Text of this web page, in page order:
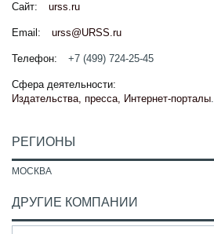
Сайт: urss.ru
Email: urss@URSS.ru
Телефон: +7 (499) 724-25-45
Сфера деятельности:
Издательства, пресса, Интернет-порталы.
РЕГИОНЫ
МОСКВА
ДРУГИЕ КОМПАНИИ